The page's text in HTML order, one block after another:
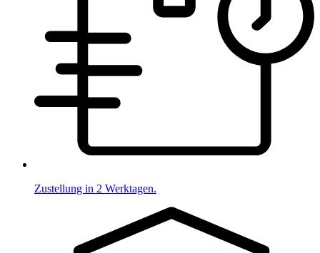
Zustellung in 2 Werktagen.